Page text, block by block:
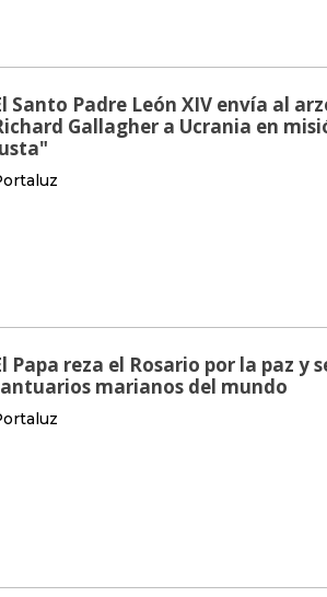
Santo Padre León XIV envía al
Gallagher a Ucrania en
Papa reza el Rosario por la paz y
marianos del mundo